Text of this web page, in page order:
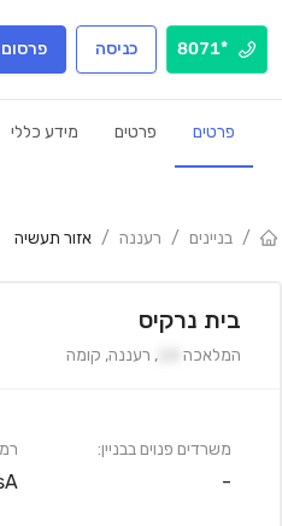
*8071 כניסה
פרטים פרטים מידע כללי
/ בניינים / רעננה / אזור תעשיה
בית נרקיס
המלאכה , רעננה, קומה
משרדים פנוים בבניין:
-